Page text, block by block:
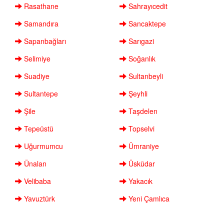
Rasathane
Sahrayıcedit
Samandıra
Sancaktepe
Sapanbağları
Sarıgazi
Selimiye
Soğanlık
Suadiye
Sultanbeyli
Sultantepe
Şeyhli
Şile
Taşdelen
Tepeüstü
Topselvi
Uğurmumcu
Ümraniye
Ünalan
Üsküdar
Velibaba
Yakacık
Yavuztürk
Yeni Çamlıca